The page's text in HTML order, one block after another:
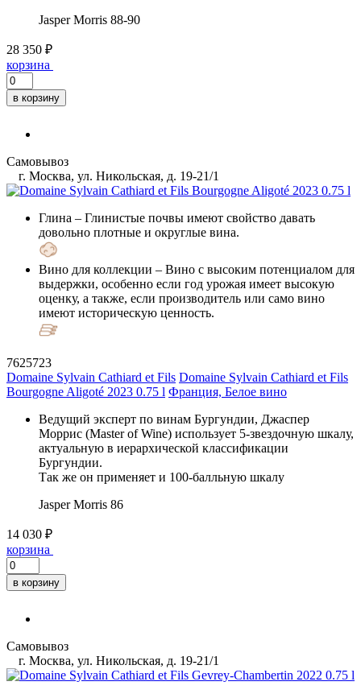
Jasper Morris 88-90
28 350 ₽
корзина
в корзину
Самовывоз
г. Москва, ул. Никольская, д. 19-21/1
Глина – Глинистые почвы имеют свойство давать
довольно плотные и округлые вина.
Вино для коллекции – Вино с высоким потенциалом для
выдержки, особенно если год урожая имеет высокую
оценку, а также, если производитель или само вино
имеют историческую ценность.
7625723
Domaine Sylvain Cathiard et Fils Domaine Sylvain Cathiard et Fils
Bourgogne Aligoté 2023 0.75 l Франция, Белое вино
Ведущий эксперт по винам Бургундии, Джаспер
Моррис (Master of Wine) использует 5-звездочную шкалу,
актуальную в иерархической классификации
Бургундии.
Так же он применяет и 100-балльную шкалу
Jasper Morris 86
14 030 ₽
корзина
в корзину
Самовывоз
г. Москва, ул. Никольская, д. 19-21/1